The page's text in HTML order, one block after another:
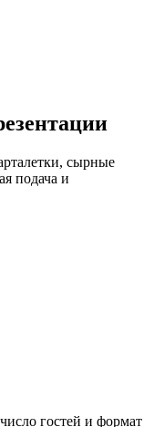
сырные
подача и
гостей и формат